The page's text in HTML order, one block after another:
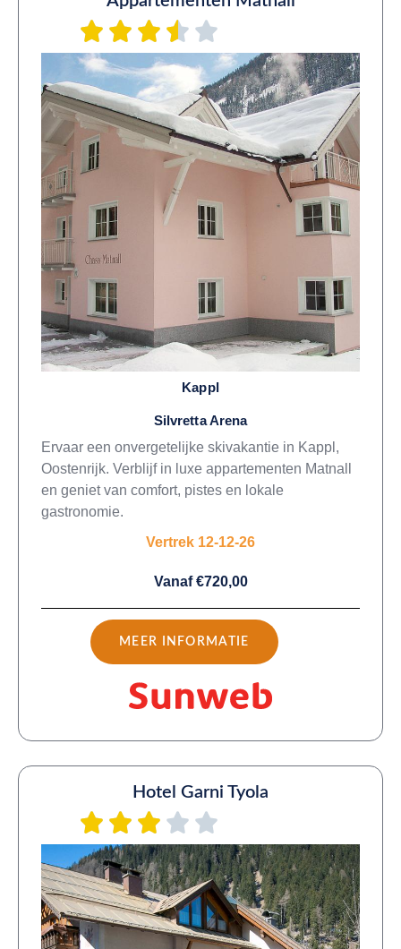
Kappl
Silvretta Arena
Ervaar een onvergetelijke skivakantie in Kappl,
Oostenrijk. Verblijf in luxe appartementen Matnall
en geniet van comfort, pistes en lokale
gastronomie.
Vertrek 12-12-26
Vanaf €720,00
MEER INFORMATIE
Hotel Garni Tyola